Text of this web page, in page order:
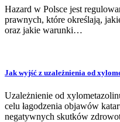
Hazard w Polsce jest
prawnych, które określają,
oraz jakie warunki…
Jak wyjść z uzależnienia od
Uzależnienie od
celu łagodzenia objawów
negatywnych skutków